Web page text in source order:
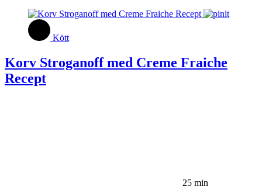
Kött
Korv Stroganoff med Creme Fraiche
Recept
25 min